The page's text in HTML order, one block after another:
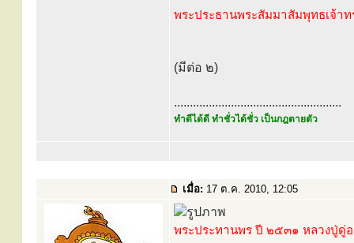
พระประธานพระสัมมาสัมพุทธเจ้า
(มีต่อ ๒)
.....................................................
ทำดีได้ดี ทำชั่วได้ชั่ว เป็นกฎตายตัว
เมื่อ: 17 ต.ค. 2010, 12:05
พระประทานพร ปี ๒๕๓๑ หลวงปู่ดู่